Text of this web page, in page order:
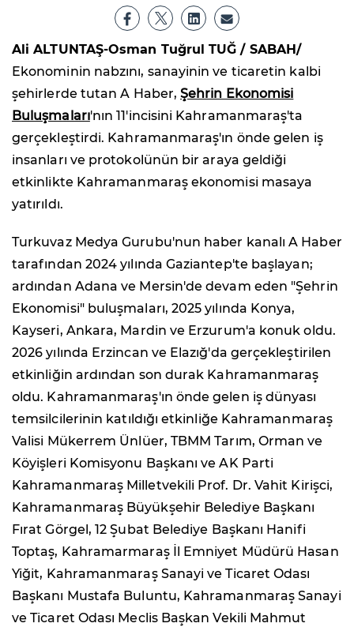
Ali ALTUNTAŞ-Osman Tuğrul TUĞ / SABAH/
Ekonominin nabzını, sanayinin ve ticaretin kalbi
şehirlerde tutan A Haber,Şehrin Ekonomisi
Buluşmaları'nın 11'incisini Kahramanmaraş'ta
gerçekleştirdi. Kahramanmaraş'ın önde gelen iş
insanları ve protokolünün bir araya geldiği
etkinlikte Kahramanmaraş ekonomisi masaya
yatırıldı.
Turkuvaz Medya Gurubu'nun haber kanalı A Haber
tarafından 2024 yılında Gaziantep'te başlayan;
ardından Adana ve Mersin'de devam eden "Şehrin
Ekonomisi" buluşmaları, 2025 yılında Konya,
Kayseri, Ankara, Mardin ve Erzurum'a konuk oldu.
2026 yılında Erzincan ve Elazığ'da gerçekleştirilen
etkinliğin ardından son durak Kahramanmaraş
oldu. Kahramanmaraş'ın önde gelen iş dünyası
temsilcilerinin katıldığı etkinliğe Kahramanmaraş
Valisi Mükerrem Ünlüer, TBMM Tarım, Orman ve
Köyişleri Komisyonu Başkanı ve AK Parti
Kahramanmaraş Milletvekili Prof. Dr. Vahit Kirişci,
Kahramanmaraş Büyükşehir Belediye Başkanı
Fırat Görgel, 12 Şubat Belediye Başkanı Hanifi
Toptaş, Kahramarmaraş İl Emniyet Müdürü Hasan
Yiğit, Kahramanmaraş Sanayi ve Ticaret Odası
Başkanı Mustafa Buluntu, Kahramanmaraş Sanayi
ve Ticaret Odası Meclis Başkan Vekili Mahmut